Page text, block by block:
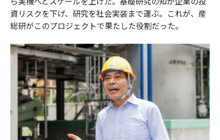
資リスクを下げ、研究を社会実装まで運ぶ。これが、産
総研がこのプロジェクトで果たした役割だった。